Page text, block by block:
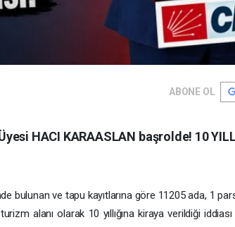
ABONE OL
HACI KARAASLAN başrolde! 10
bulunan ve tapu kayıtlarına göre 11205 ada, 1
alanı olarak 10 yıllığına kiraya verildiği